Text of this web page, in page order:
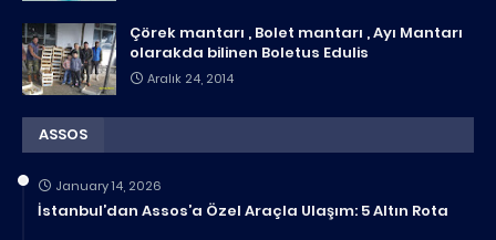
Çörek mantarı , Bolet mantarı , Ayı Mantarı
olarakda bilinen Boletus Edulis
Aralık 24, 2014
ASSOS
January 14, 2026
İstanbul’dan Assos’a Özel Araçla Ulaşım: 5 Altın Rota